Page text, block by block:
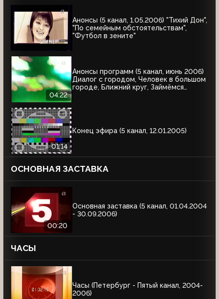
Анонсы (5 канал, 1.05.2006) "Тихий Дон",
"По семейным обстоятельствам",
"Футбол в зените"
04:22
Анонсы программ (5 канал, июнь 2006)
Диалог с городом, Человек в большом
городе, Ближний круг, Займёмся
01:14
Конец эфира (5 канал, 12.01.2005)
ОСНОВНАЯ ЗАСТАВКА
00:20
Основная заставка (5 канал, 01.04.2004
- 30.09.2006)
ЧАСЫ
Часы (Петербург - Пятый канал, 2004-
2006)